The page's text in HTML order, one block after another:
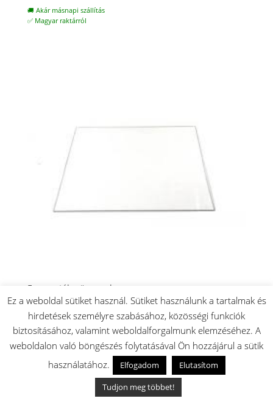
🚚 Akár másnapi szállítás
✅ Magyar raktárról
Fagyasztóba üvegpolc
5.400Ft
Készleten: 3 db
🚚 Akár másnapi szállítás
✅ Magyar raktárról
Ez a weboldal sütiket használ. Sütiket használunk a tartalmak és
hirdetések személyre szabásához, közösségi funkciók
biztosításához, valamint weboldalforgalmunk elemzéséhez. A
weboldalon való böngészés folytatásával Ön hozzájárul a sütik
használatához.
Elfogadom
Elutasítom
Tudjon meg többet!